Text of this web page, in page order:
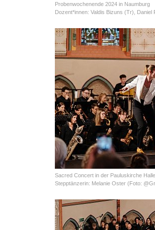
Probenwochenende 2024 in Naumburg
Dozent*innen: Valdis Bizuns (Tr),
Sacred Concert in der Pauluskirche
Stepptänzerin: Melanie Oster (Foto: